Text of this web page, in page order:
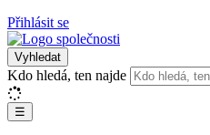
Přihlásit se
Vyhledat
Kdo hledá, ten najde
☰